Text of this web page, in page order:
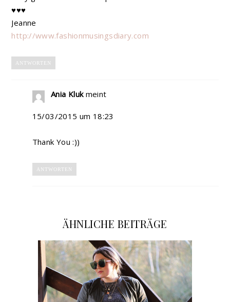
♥♥♥
Jeanne
http://www.fashionmusingsdiary.com
ANTWORTEN
Ania Kluk meint
15/03/2015 um 18:23
Thank You :))
ANTWORTEN
ÄHNLICHE BEITRÄGE